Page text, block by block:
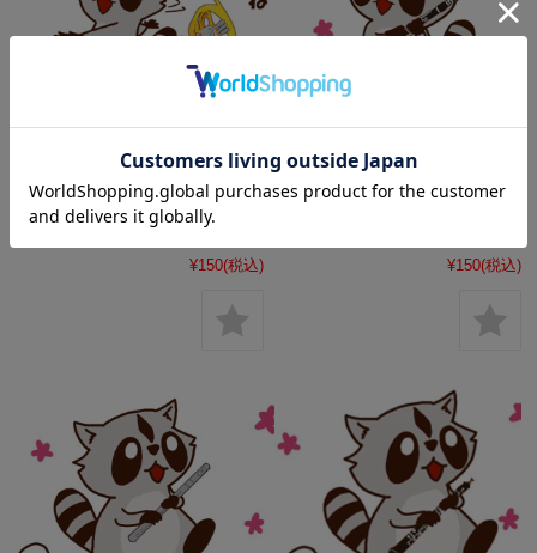
LINEスタンプ ホルンを吹くア
ライグマ《Raccoon plays
¥150(税込)
LINEスタンプ クラリネットを
¥150(税込)